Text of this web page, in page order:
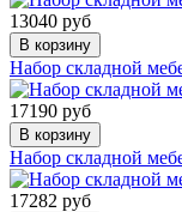
13040 руб
В корзину
Набор складной
17190 руб
В корзину
Набор складной
17282 руб